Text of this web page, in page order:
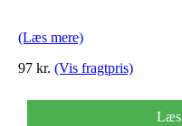
(Læs mere)
97 kr. (Vis fragtpris)
Læs